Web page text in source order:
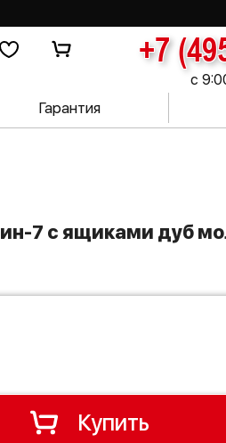
+7
с
Гарантия
7 с ящиками дуб
Купить